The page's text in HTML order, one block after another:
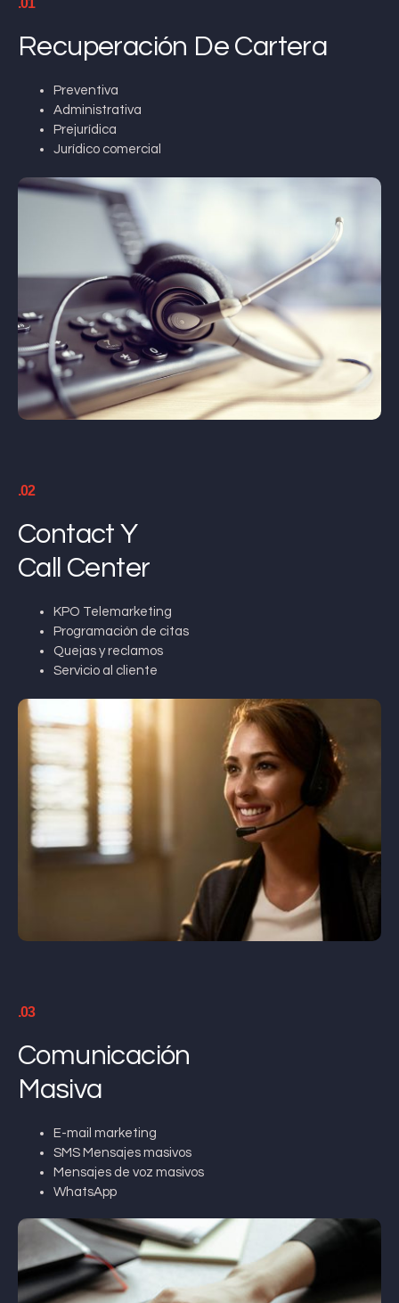
Recuperación De Cartera
Preventiva
Administrativa
Prejurídica
Jurídico comercial
.02
Contact Y
Call Center
KPO Telemarketing
Programación de citas
Quejas y reclamos
Servicio al cliente
.03
Comunicación
Masiva
E-mail marketing
SMS Mensajes masivos
Mensajes de voz masivos
WhatsApp